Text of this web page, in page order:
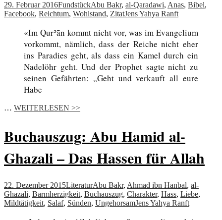
29. Februar 2016FundstückAbu Bakr, al-Qaradawi, Anas, Bibel,
Facebook, Reichtum, Wohlstand, ZitatJens Yahya Ranft
«Im Qurʾān kommt nicht vor, was im Evangelium
vorkommt, nämlich, dass der Reiche nicht eher
ins Paradies geht, als dass ein Kamel durch ein
Nadelöhr geht. Und der Prophet sagte nicht zu
seinen Gefährten: „Geht und verkauft all eure
Habe
… WEITERLESEN >>
Buchauszug: Abu Hamid al-
Ghazali – Das Hassen für Allah
22. Dezember 2015LiteraturAbu Bakr, Ahmad ibn Hanbal, al-
Ghazali, Barmherzigkeit, Buchauszug, Charakter, Hass, Liebe,
Mildtätigkeit, Salaf, Sünden, UngehorsamJens Yahya Ranft